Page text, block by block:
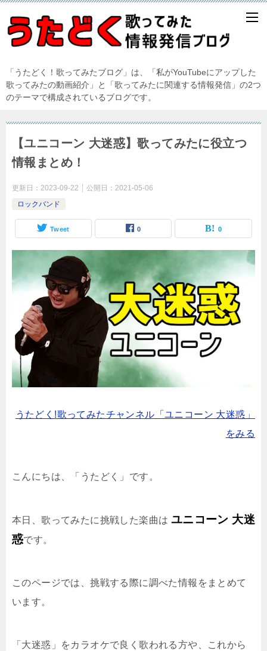
「うたどく！歌ってみたブログ」は、「私がYouTubeにアップした
歌ってみたの動画紹介」と「歌ってみたに関連する情報発信」の2つ
のテーマで構成されているブログです。
【ユニコーン 大迷惑】歌ってみたに役立つ
情報まとめ！
更新日： 2023-09-22 公開日： 2021-05-06
ロックバンド
Tweet 0 0
うたどく!歌ってみたチャンネル「ユニコーン 大迷惑」
をみる
こんにちは、「うたどく」です。
本日、歌ってみたに挑戦した楽曲は ユニコーン 大迷
惑です。
このページでは、挑戦する際に調べた情報をまとめて
います。
「大迷惑」をカラオケで良く歌われる方や、これから